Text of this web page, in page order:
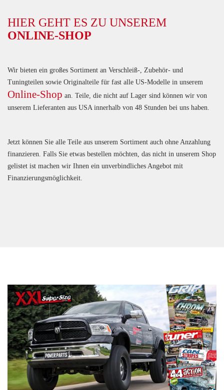
HIER GEHT ES ZU UNSEREM
ONLINE-SHOP
Wir bieten ein großes Sortiment an Verschleiß-, Zubehör- und
Tuningteilen sowie Originalteile für fast alle US-Modelle in unserem
Online-Shop an. Teile, die nicht auf Lager sind können wir von
unserem Lieferanten aus USA innerhalb von 48 Stunden bei uns haben.
Jetzt können Sie alle Teile aus unserem Sortiment auch ohne Anzahlung
finanzieren. Falls Sie etwas bestellen möchten, das nicht in unserem Shop
gelistet ist machen wir Ihnen ein unverbindliches Angebot mit
Finanzierungsmöglichkeit.